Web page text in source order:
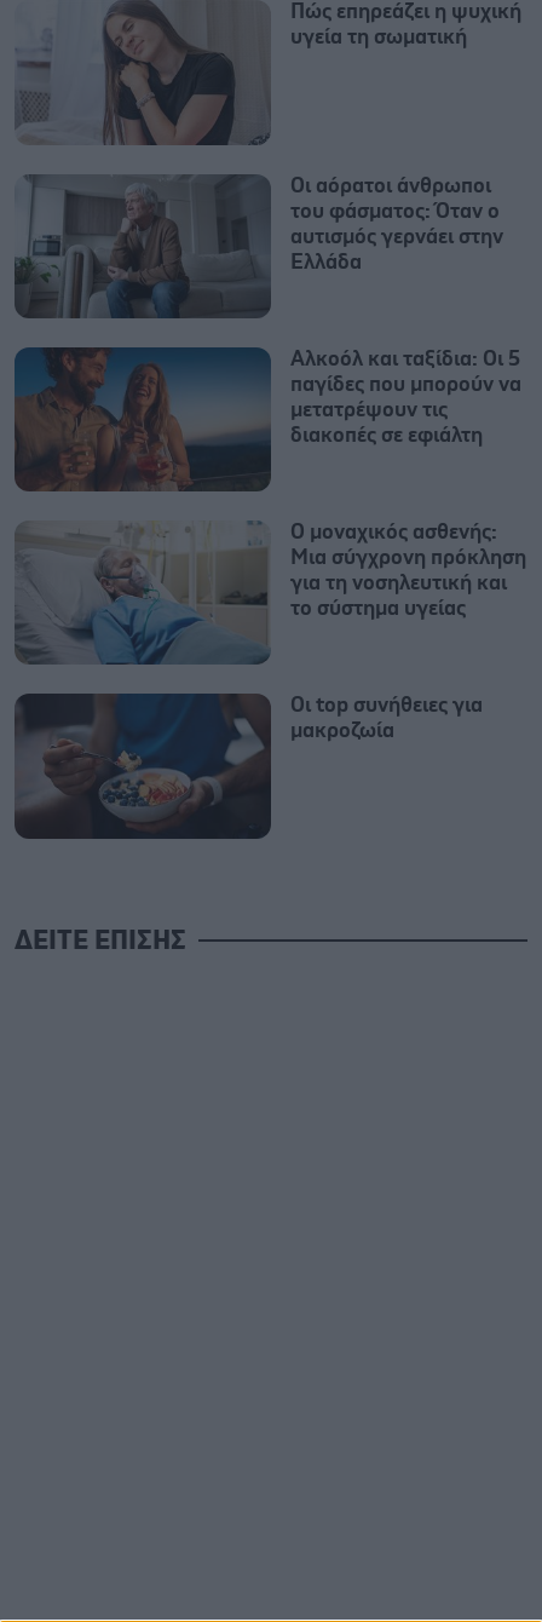
Πώς επηρεάζει η ψυχική
υγεία τη σωματική
Οι αόρατοι άνθρωποι
του φάσματος: Όταν ο
αυτισμός γερνάει στην
Ελλάδα
Αλκοόλ και ταξίδια: Οι 5
παγίδες που μπορούν να
μετατρέψουν τις
διακοπές σε εφιάλτη
Ο μοναχικός ασθενής:
Μια σύγχρονη πρόκληση
για τη νοσηλευτική και
το σύστημα υγείας
Οι top συνήθειες για
μακροζωία
ΔΕΙΤΕ ΕΠΙΣΗΣ